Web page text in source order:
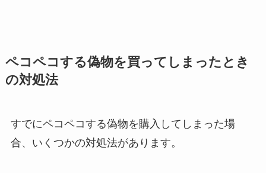
ペコペコする偽物を買ってしまったとき
の対処法
すでにペコペコする偽物を購入してしまった場
合、いくつかの対処法があります。